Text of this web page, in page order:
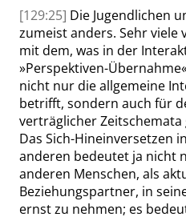
[129:25] Die Jugendlichen
zumeist anders. Sehr viele
mit dem, was in der
»Perspektiven-Übernahme
nicht nur die allgemeine
betrifft, sondern auch für
verträglicher
Das Sich-Hineinversetzen
anderen bedeutet ja nicht
anderen Menschen, als
Beziehungspartner, in
ernst zu nehmen; es